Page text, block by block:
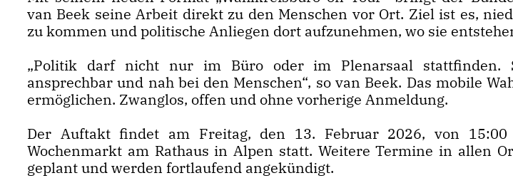
van Beek seine Arbeit direkt zu den Menschen vor Ort. Ziel ist es,
zu kommen und politische Anliegen dort aufzunehmen, wo sie
Politik darf nicht nur im Büro oder im Plenarsaal stattfinden.
ansprechbar und nah bei den Menschen“, so van Beek. Das mobile
ermöglichen. Zwanglos, offen und ohne vorherige Anmeldung.
Der Auftakt findet am Freitag, den 13. Februar 2026, von
Wochenmarkt am Rathaus in Alpen statt. Weitere Termine in allen
geplant und werden fortlaufend angekündigt.